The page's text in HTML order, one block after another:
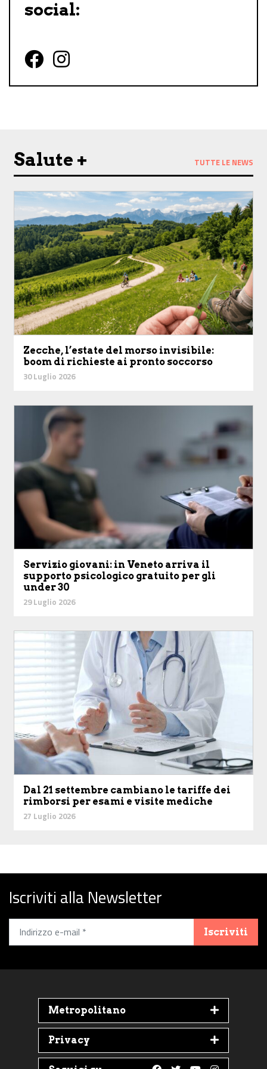
social:
Follow us on Facebook
Follow us on Instagram
Salute + TUTTE LE NEWS
Zecche, l’estate del morso invisibile:
boom di richieste ai pronto soccorso
30 Luglio 2026
Servizio giovani: in Veneto arriva il
supporto psicologico gratuito per gli
under 30
29 Luglio 2026
Dal 21 settembre cambiano le tariffe dei
rimborsi per esami e visite mediche
27 Luglio 2026
Iscriviti alla Newsletter
Iscriviti
Metropolitano
Privacy